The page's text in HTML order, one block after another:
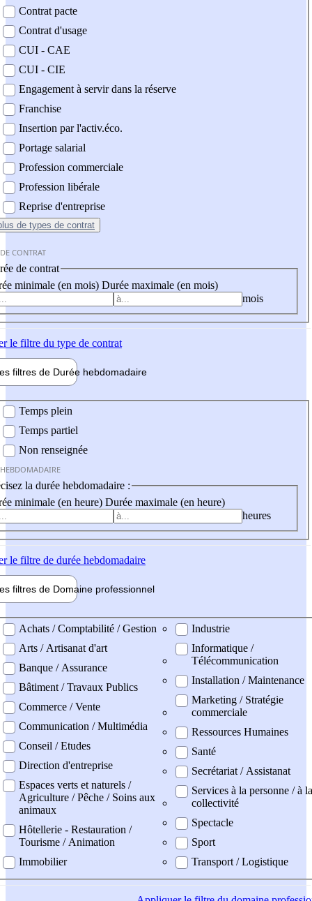
Contrat pacte
Contrat d'usage
CUI - CAE
CUI - CIE
Engagement à servir dans la réserve
Franchise
Insertion par l'activ.éco.
Portage salarial
Profession commerciale
Profession libérale
Reprise d'entreprise
de types de contrat
CONTRAT
de contrat
minimale (en mois) Durée maximale (en mois)
mois
le filtre du type de contrat
filtres de Durée hebdomadaire
Temps plein
Temps partiel
Non renseignée
la durée hebdomadaire :
minimale (en heure) Durée maximale (en heure)
heures
le filtre de durée hebdomadaire
filtres de Domaine professionnel
professionel
Achats / Comptabilité / Gestion
Arts / Artisanat d'art
Banque / Assurance
Bâtiment / Travaux Publics
Commerce / Vente
Communication / Multimédia
Conseil / Etudes
Direction d'entreprise
Espaces verts et naturels /
Agriculture / Pêche / Soins aux
animaux
Hôtellerie - Restauration /
Tourisme / Animation
Immobilier
Industrie
Informatique /
Télécommunication
Installation / Maintenance
Marketing / Stratégie
commerciale
Ressources Humaines
Santé
Secrétariat / Assistanat
Services à la personne / à la
collectivité
Spectacle
Sport
Transport / Logistique